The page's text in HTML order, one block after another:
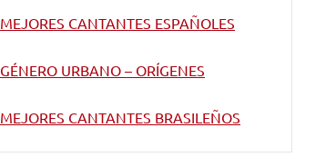
MEJORES CANTANTES ESPAÑOLES
GÉNERO URBANO – ORÍGENES
MEJORES CANTANTES BRASILEÑOS